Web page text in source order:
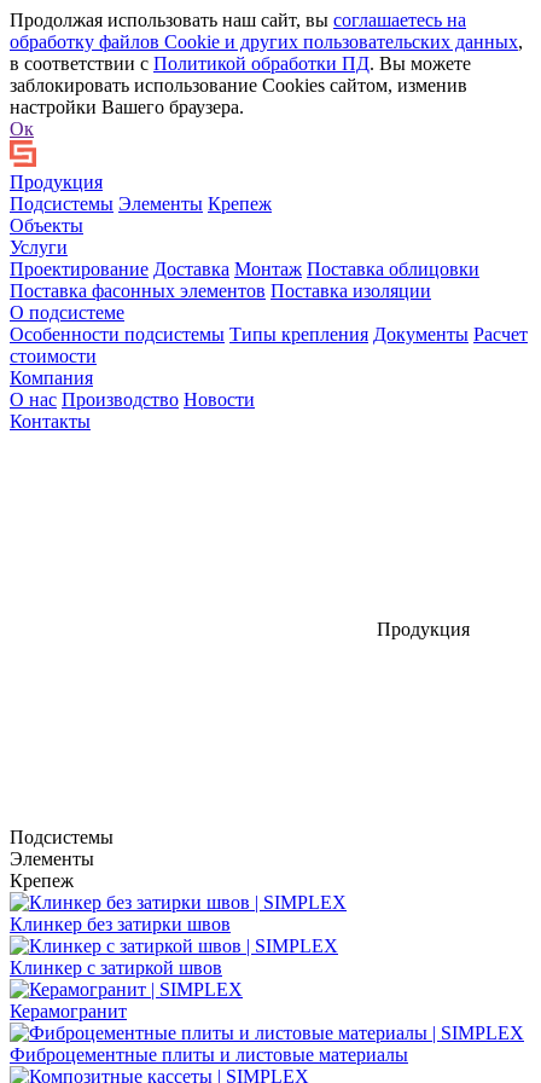
Продолжая использовать наш сайт, вы соглашаетесь на
обработку файлов Сookie и других пользовательских данных,
в соответствии с Политикой обработки ПД. Вы можете
заблокировать использование Cookies сайтом, изменив
настройки Вашего браузера.
Ок
Продукция
Подсистемы Элементы Крепеж
Объекты
Услуги
Проектирование Доставка Монтаж Поставка облицовки
Поставка фасонных элементов Поставка изоляции
О подсистеме
Особенности подсистемы Типы крепления Документы Расчет
стоимости
Компания
О нас Производство Новости
Контакты
Продукция
Подсистемы
Элементы
Крепеж
Клинкер без затирки швов
Клинкер с затиркой швов
Керамогранит
Фиброцементные плиты и листовые материалы